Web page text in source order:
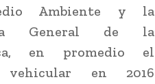
Ambiente y la
General de la
en promedio el
vehicular en 2016